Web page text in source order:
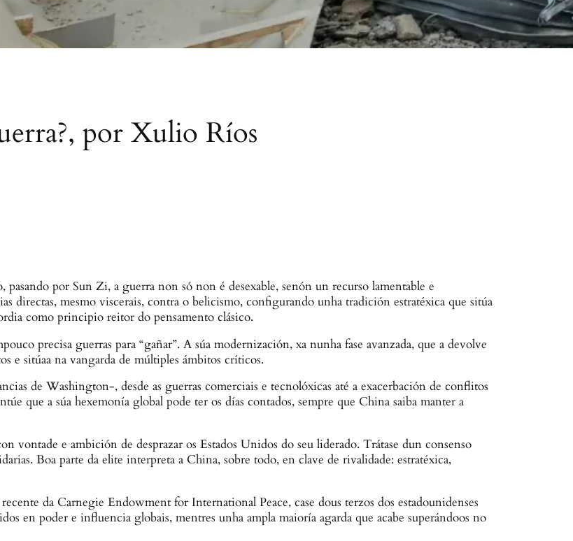
por Xulio Ríos
por Sun Zi, a guerra non só non é desexable, senón un recurso lamentable e
directas, mesmo viscerais, contra o belicismo, configurando unha tradición estratéxica que sitúa
como principio reitor do pensamento clásico.
precisa guerras para “gañar”. A súa modernización, xa nunha fase avanzada, que a devolve
e sitúaa na vangarda de múltiples ámbitos críticos.
de Washington-, desde as guerras comerciais e tecnolóxicas até a exacerbación de conflitos
que a súa hexemonía global pode ter os días contados, sempre que China saiba manter a
e ambición de desprazar os Estados Unidos do seu liderado. Trátase dun consenso
Boa parte da elite interpreta a China, sobre todo, en clave de rivalidade: estratéxica,
da Carnegie Endowment for International Peace, case dous terzos dos estadounidenses
en poder e influencia globais, mentres unha ampla maioría agarda que acabe superándoos no